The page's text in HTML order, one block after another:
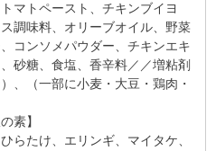
マトペースト、チキンブイヨ
調味料、オリーブオイル、野菜
コンソメパウダー、チキンエキ
砂糖、食塩、香辛料／／増粘剤
）、（一部に小麦・大豆・鶏肉・
素】
らたけ、エリンギ、マイタケ、